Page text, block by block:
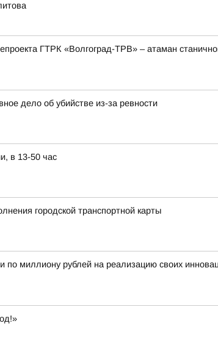
ГТРК «Волгоград-ТРВ» – атаман
дело об убийстве из-за ревности
в 13-50 час
городской транспортной карты
по миллиону рублей на реализацию своих